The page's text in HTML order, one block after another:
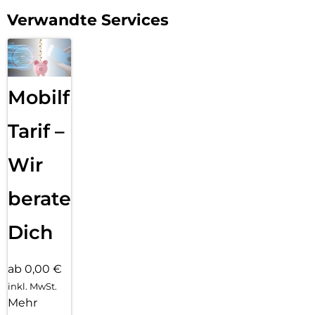
robusten Schutz zu genießen.
Verwandte Services
Mobilfunk
Tarif –
Wir
beraten
Dich
ab 0,00 €
inkl. MwSt.
Mehr